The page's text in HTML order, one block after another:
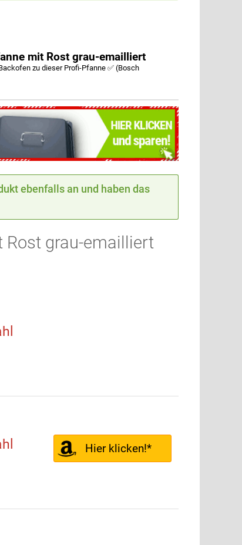
mit Rost grau-emailliert
zu dieser Profi-Pfanne ✅ (Bosch
ebenfalls an und haben das
Rost grau-emailliert
Hier klicken!*